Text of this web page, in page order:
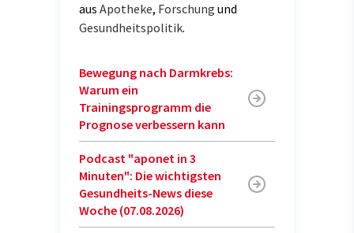
aus Apotheke, Forschung und
Gesundheitspolitik.
Bewegung nach Darmkrebs:
Warum ein
Trainingsprogramm die
Prognose verbessern kann
Podcast "aponet in 3
Minuten": Die wichtigsten
Gesundheits-News diese
Woche (07.08.2026)